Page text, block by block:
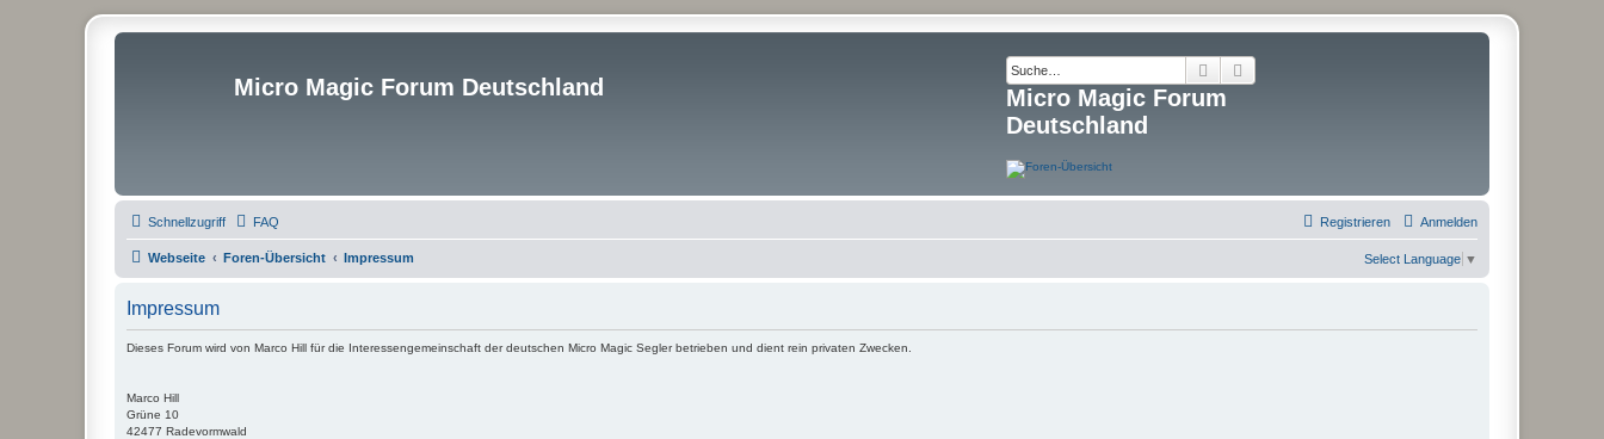
Micro Magic Forum Deutschland
Suche
Micro Magic Forum
Deutschland
Schnellzugriff FAQ Anmelden
Registrieren
Webseite Foren-Übersicht Impressum Select Language ▼
Impressum
Dieses Forum wird von Marco Hill für die Interessengemeinschaft der deutschen Micro Magic Segler betrieben und dient rein privaten Zwecken.
Marco Hill
Grüne 10
42477 Radevormwald